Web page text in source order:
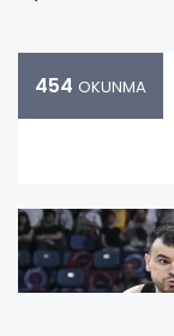
454 OKUNMA